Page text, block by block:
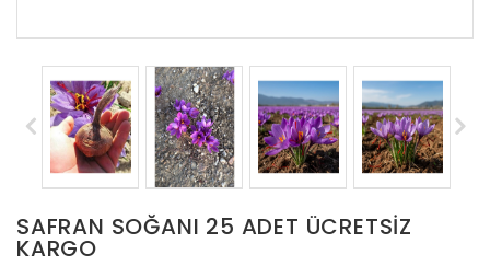
SAFRAN SOĞANI 25 ADET ÜCRETSİZ
KARGO